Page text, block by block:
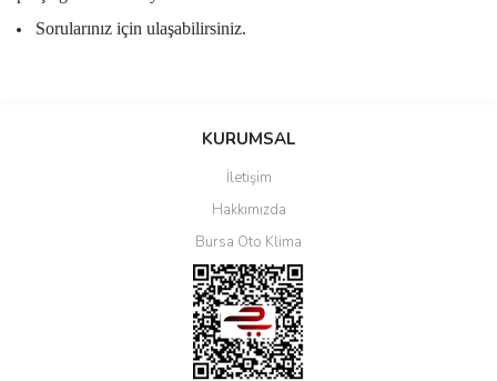
Sorularınız için ulaşabilirsiniz.
Bu ürüne ilk yorumu siz yapın!
Yorum Yaz
KURUMSAL
İletişim
Hakkımızda
Bursa Oto Klima